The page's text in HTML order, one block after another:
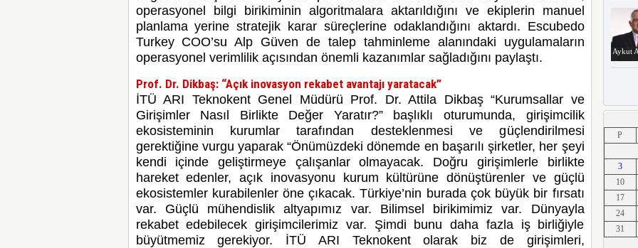
operasyonel bilgi birikiminin algoritmalara aktarıldığını ve ekiplerin manuel
planlama yerine stratejik karar süreçlerine odaklandığını aktardı. Escubedo
Turkey COO’su Alp Güven de talep tahminleme alanındaki uygulamaların
operasyonel verimlilik açısından önemli kazanımlar sağladığını paylaştı.
Prof. Dr. Dikbaş: “Açık inovasyon rekabet avantajı yaratacak”
İTÜ ARI Teknokent Genel Müdürü Prof. Dr. Attila Dikbaş “Kurumsallar ve
Girişimler Nasıl Birlikte Değer Yaratır?” başlıklı oturumunda, girişimcilik
ekosisteminin kurumlar tarafından desteklenmesi ve güçlendirilmesi
gerektiğine vurgu yaparak “Önümüzdeki dönemde en başarılı şirketler, her şeyi
kendi içinde geliştirmeye çalışanlar olmayacak. Doğru girişimlerle birlikte
hareket edenler, açık inovasyonu kurum kültürüne dönüştürenler ve güçlü
ekosistemler kurabilenler öne çıkacak. Türkiye’nin burada çok büyük bir fırsatı
var. Güçlü mühendislik altyapımız var. Bilimsel birikimimiz var. Dünyayla
rekabet edebilecek girişimcilerimiz var. Şimdi bunu daha fazla iş birliğiyle
büyütmemiz gerekiyor. İTÜ ARI Teknokent olarak biz de girişimleri,
Aykut
Erkut
P
3
10
17
24
31